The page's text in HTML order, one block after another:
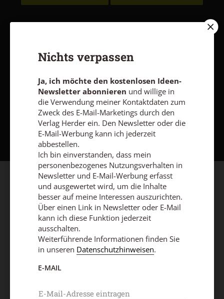
Nach oben
Nichts verpassen
Ja, ich möchte den kostenlosen Ideen-
Newsletter abonnieren und willige in
die Verwendung meiner Kontaktdaten zum
Zweck des E-Mail-Marketings durch den
Verlag Herder ein. Den Newsletter oder die
E-Mail-Werbung kann ich jederzeit
abbestellen.
Ich bin einverstanden, dass mein
personenbezogenes Nutzungsverhalten in
Newsletter und E-Mail-Werbung erfasst
und ausgewertet wird, um die Inhalte
besser auf meine Interessen auszurichten.
Über einen Link in Newsletter oder E-Mail
kann ich diese Funktion jederzeit
ausschalten.
Weiterführende Informationen finden Sie
in unseren Datenschutzhinweisen.
E-MAIL